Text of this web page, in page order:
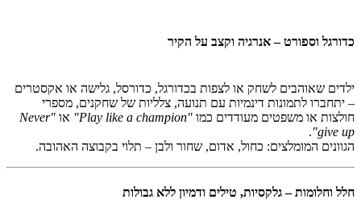
כדורגל וספורט – אנרגיה וקצב על הקיר
ילדים שאוהבים לשחק או לצפות בכדורגל, כדורסל, גלישה או אקסטרים
– יתחברו לתמונות דינמיות עם תנועה, צלליות של שחקנים, מספרי
חולצות או משפטים מעודדים כמו "Play like a champion" או
"Never
give up"
.
הגוונים המומלצים: כחול, אדום, שחור ולבן – תלוי בקבוצה האהובה.
חלל וחלומות – גלקסיות, טילים ודמיון ללא גבולות